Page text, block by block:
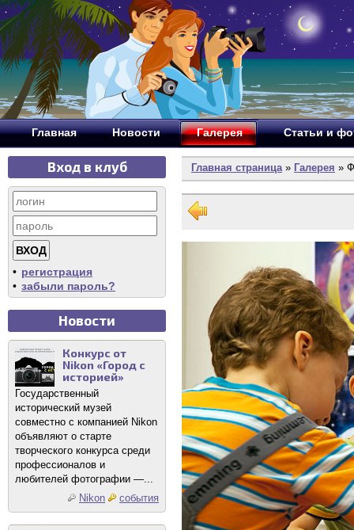
Главная Новости Галерея Статьи и
Вход в клуб
• регистрация
• забыли пароль?
Новости
Конкурс от
Nikon «Город с
историей»
Государственный
исторический музей
совместно с компанией Nikon
объявляют о старте
творческого конкурса среди
профессионалов и
любителей фотографии —...
Nikon
события
Главная страница» Галерея »